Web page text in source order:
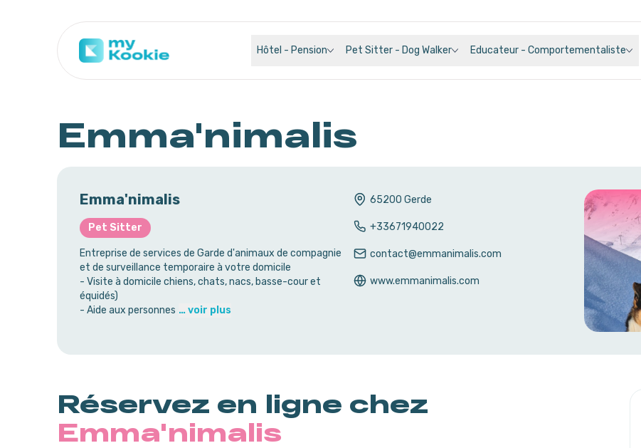
Hôtel - Pension Pet Sitter - Dog Walker Educateur - Comportementaliste
Emma'nimalis
Emma'nimalis
Pet Sitter
Entreprise de services de Garde d'animaux de compagnie
et de surveillance temporaire à votre domicile
- Visite à domicile chiens, chats, nacs, basse-cour et
équidés)
- Aide aux personnes … voir plus
65200 Gerde
+33671940022
contact@emmanimalis.com
www.emmanimalis.com
Réservez en ligne chez
Emma'nimalis